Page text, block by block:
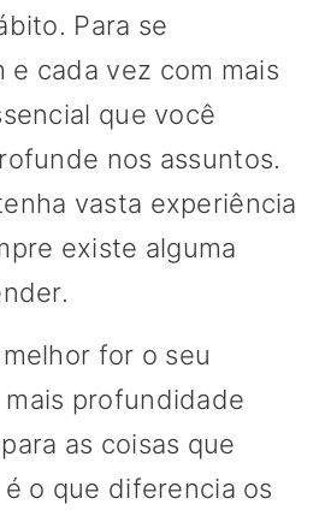
Para se
e cada vez com mais
que você
nos assuntos.
vasta experiência
existe alguma
for o seu
profundidade
as coisas que
o que diferencia os